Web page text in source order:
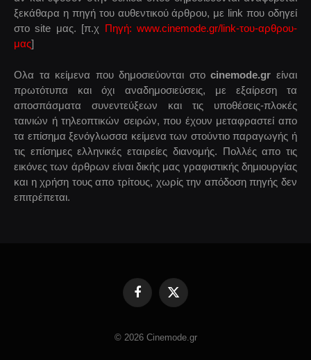
ξεκάθαρα η πηγή του αυθεντικού άρθρου, με link που οδηγεί
στο site μας. [π.χ Πηγή: www.cinemode.gr/link-του-αρθρου-
μας]
Ολα τα κείμενα που δημοσιεύονται στοcinemode.gr είναι
πρωτότυπα και όχι αναδημοσιεύσεις, με εξαίρεση τα
αποσπάσματα συνεντεύξεων και τις υποθέσεις-πλοκές
ταινιών ή τηλεοπτικών σειρών, που έχουν μεταφραστεί απο
τα επίσημα ξενόγλωσσα κείμενα των στούντιο παραγωγής ή
τις επίσημες ελληνικές εταιρείες διανομής. Πολλές απο τις
εικόνες των άρθρων είναι δικής μας γραφιστικής δημιουργίας
και η χρήση τους απο τρίτους, χωρίς την απόδοση πηγής δεν
επιτρέπεται.
FacebookX
© 2026 Cinemode.gr